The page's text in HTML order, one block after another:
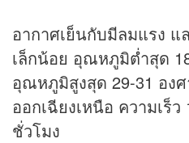
อากาศเย็นกับมีลมแรง
เล็กน้อย อุณหภูมิต่ำสุด
อุณหภูมิสูงสุด 29-31 อง
ออกเฉียงเหนือ ความเร็
ชั่วโมง